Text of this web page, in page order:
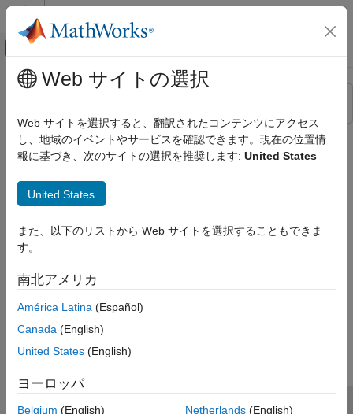
コンテンツへスキップ
オフキャンバス ナビゲーション メ
リソース
ステータス
メインコンテンツ
Web サイトの選択
Web サイトを選択すると、翻訳されたコンテンツにアクセス
し、地域のイベントやサービスを確認できます。現在の位置情
報に基づき、次のサイトの選択を推奨します: United States
United States
また、以下のリストから Web サイトを選択することもできま
す。
南北アメリカ
América Latina (Español)
Canada (English)
United States (English)
ヨーロッパ
Belgium (English)
Netherlands(English)